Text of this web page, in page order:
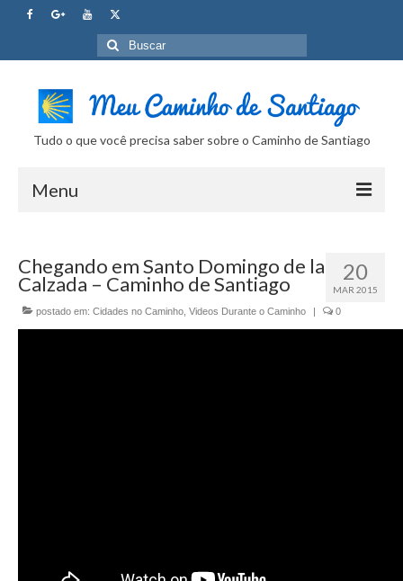
Buscar
por:
Tudo o que você precisa saber sobre o Caminho de Santiago
Menu
Tudo sobre o Caminho
Internet no Caminho
Historias de Peregrinos
20
MAR 2015
Chegando em Santo Domingo de la
Calzada – Caminho de Santiago
postado em: Cidades no Caminho Videos Durante o Caminho | 0